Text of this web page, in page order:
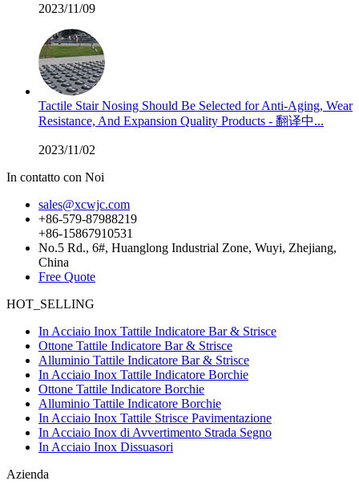
2023/11/09
Tactile Stair Nosing Should Be Selected for Anti-Aging, Wear
Resistance, And Expansion Quality Products - 翻译中...
2023/11/02
In contatto con Noi
sales@xcwjc.com
+86-579-87988219
+86-15867910531
No.5 Rd., 6#, Huanglong Industrial Zone, Wuyi, Zhejiang,
China
Free Quote
HOT_SELLING
In Acciaio Inox Tattile Indicatore Bar & Strisce
Ottone Tattile Indicatore Bar & Strisce
Alluminio Tattile Indicatore Bar & Strisce
In Acciaio Inox Tattile Indicatore Borchie
Ottone Tattile Indicatore Borchie
Alluminio Tattile Indicatore Borchie
In Acciaio Inox Tattile Strisce Pavimentazione
In Acciaio Inox di Avvertimento Strada Segno
In Acciaio Inox Dissuasori
Azienda